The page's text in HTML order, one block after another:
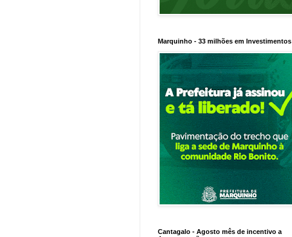
Marquinho - 33 milhões em Investimentos
Cantagalo - Agosto mês de incentivo a